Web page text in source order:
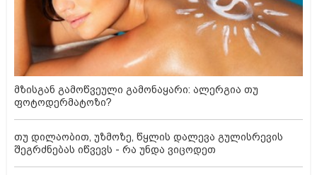
მზისგან გამოწვეული გამონაყარი: ალერგია თუ
ფოტოდერმატოზი?
თუ დილაობით, უზმოზე, წყლის დალევა გულისრევის
შეგრძნებას იწვევს - რა უნდა ვიცოდეთ